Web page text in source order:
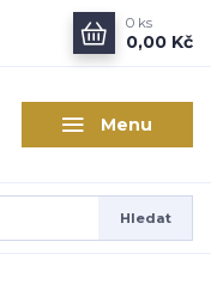
Menu
Hledat
0 ks
0,00 Kč